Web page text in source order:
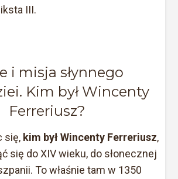
III.
i misja słynnego
Kim był Wincenty
Ferreriusz?
się, kim był Wincenty Ferreriusz,
się do XIV wieku, do słonecznej
To właśnie tam w 1350